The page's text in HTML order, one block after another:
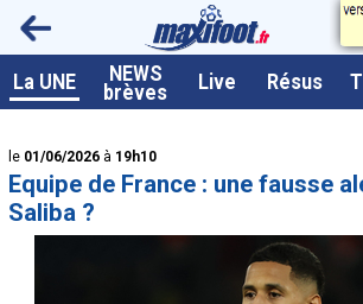
La UNE NEWS
brèves Live Résus
<
le 01/06/2026 à 19h10
Equipe de France : une fausse
Saliba ?
A la UNE
Live / Matchs en direct
Résultats et Classements